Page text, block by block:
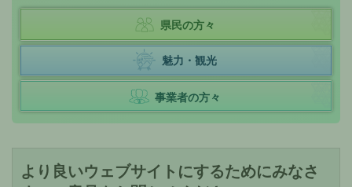
県民の方々
魅力・観光
事業者の方々
より良いウェブサイトにするためにみなさ